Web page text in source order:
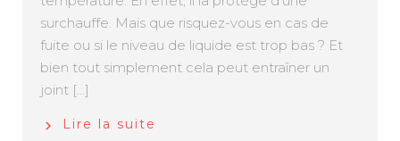
surchauffe. Mais que risquez-vous en cas de
fuite ou si le niveau de liquide est trop bas ? Et
bien tout simplement cela peut entraîner un
joint […]
Lire la suite